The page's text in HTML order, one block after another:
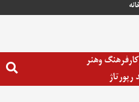
فرهنگ وهنر
رپورتاژ